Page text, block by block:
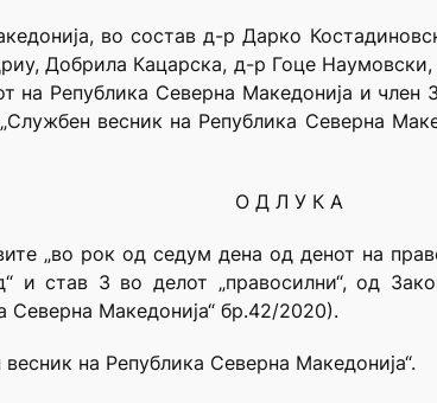
во состав д-р Дарко
Добрила Кацарска, д-р Гоце
на Република Северна Македонија и член
весник на Република Северна
О Д Л У К А
„во рок од седум дена од денот на
и став 3 во делот „правосилни“, од
Северна Македонија“ бр.42/2020).
на Република Северна Македонија“.